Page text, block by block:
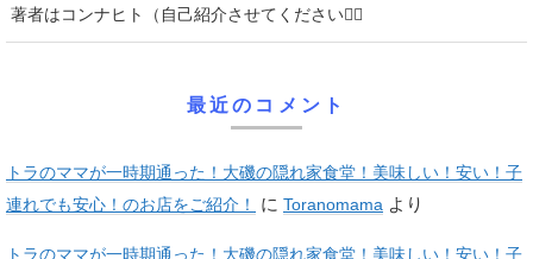
著者はコンナヒト（自己紹介させてください♡⃛
最近のコメント
トラのママが一時期通った！大磯の隠れ家食堂！美味しい！安い！子
連れでも安心！のお店をご紹介！
に Toranomama より
トラのママが一時期通った！大磯の隠れ家食堂！美味しい！安い！子